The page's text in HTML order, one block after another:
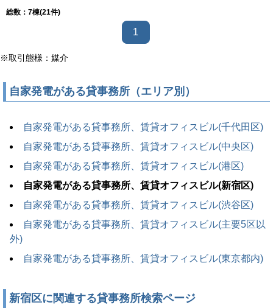
総数： 7棟(21件)
1
※取引態様：媒介
自家発電がある貸事務所（エリア別）
自家発電がある貸事務所、賃貸オフィスビル(千代田区)
自家発電がある貸事務所、賃貸オフィスビル(中央区)
自家発電がある貸事務所、賃貸オフィスビル(港区)
自家発電がある貸事務所、賃貸オフィスビル(新宿区)
自家発電がある貸事務所、賃貸オフィスビル(渋谷区)
自家発電がある貸事務所、賃貸オフィスビル(主要5区以
外)
自家発電がある貸事務所、賃貸オフィスビル(東京都内)
新宿区に関連する貸事務所検索ページ